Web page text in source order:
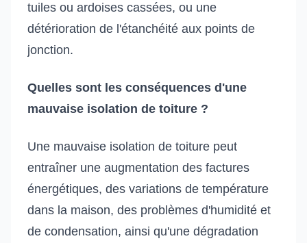
tuiles ou ardoises cassées, ou une
détérioration de l'étanchéité aux points de
jonction.
Quelles sont les conséquences d'une
mauvaise isolation de toiture ?
Une mauvaise isolation de toiture peut
entraîner une augmentation des factures
énergétiques, des variations de température
dans la maison, des problèmes d'humidité et
de condensation, ainsi qu'une dégradation